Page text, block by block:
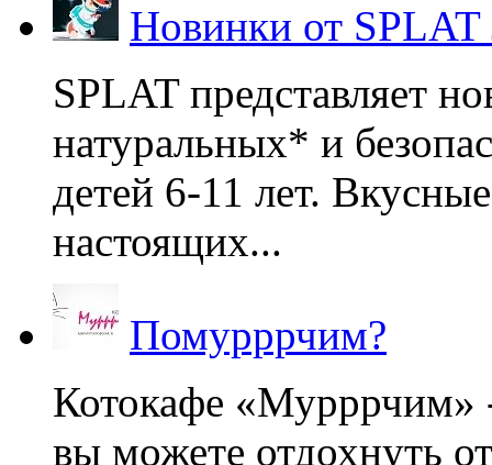
Новинки от
SPLAT представляет
натуральных* и
детей 6-11 лет.
настоящих...
Помурррчим?
Котокафе «Мурррчим»
вы можете отдохнуть